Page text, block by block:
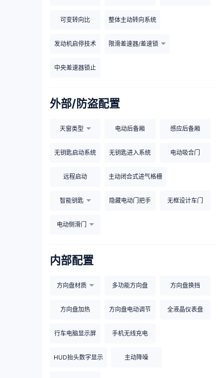
可变转向比 整体主动转向系统
发动机启停技术 限滑差速器/差速锁
中央差速器锁止
外部/防盗配置
天窗类型 电动后备厢 感应后备厢
无钥匙启动系统 无钥匙进入系统 电动吸合门
远程启动 主动闭合式进气格栅
智能钥匙 隐藏电动门把手 无框设计车门
电动侧滑门
内部配置
方向盘材质 多功能方向盘 方向盘换挡
方向盘加热 方向盘电动调节 全液晶仪表盘
行车电脑显示屏 手机无线充电
HUD抬头数字显示 主动降噪